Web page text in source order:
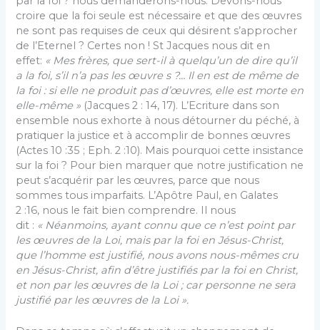
croire que la foi seule est nécessaire et que des œuvres
ne sont pas requises de ceux qui désirent s’approcher
de l’Eternel ? Certes non ! St Jacques nous dit en
effet: « Mes frères, que sert-il à quelqu’un de dire qu’il
a la foi, s’il n’a pas les œuvre s ?… Il en est de même de
la foi : si elle ne produit pas d’œuvres, elle est morte en
elle-même » (Jacques 2 : 14, 17). L’Ecriture dans son
ensemble nous exhorte à nous détourner du péché, à
pratiquer la justice et à accomplir de bonnes œuvres
(Actes 10 :35 ; Eph. 2 :10). Mais pourquoi cette insistance
sur la foi ? Pour bien marquer que notre justification ne
peut s’acquérir par les œuvres, parce que nous
sommes tous imparfaits. L’Apôtre Paul, en Galates
2 :16, nous le fait bien comprendre. Il nous
dit : « Néanmoins, ayant connu que ce n’est point par
les œuvres de la Loi, mais par la foi en Jésus-Christ,
que l’homme est justifié, nous avons nous-mêmes cru
en Jésus-Christ, afin d’être justifiés par la foi en Christ,
et non par les œuvres de la Loi ; car personne ne sera
justifié par les œuvres de la Loi ».